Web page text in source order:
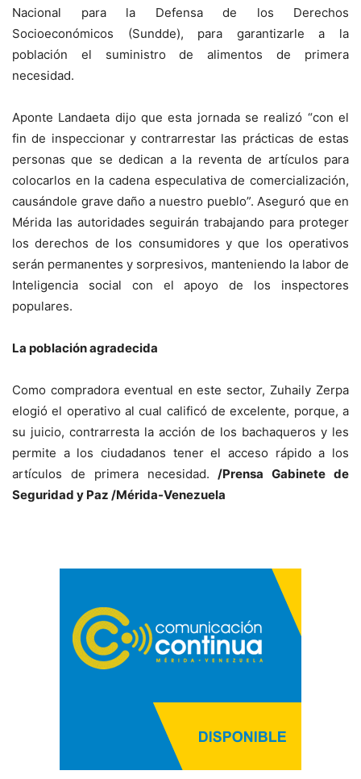
Nacional para la Defensa de los Derechos
Socioeconómicos (Sundde), para garantizarle a la
población el suministro de alimentos de primera
necesidad.
Aponte Landaeta dijo que esta jornada se realizó “con el
fin de inspeccionar y contrarrestar las prácticas de estas
personas que se dedican a la reventa de artículos para
colocarlos en la cadena especulativa de comercialización,
causándole grave daño a nuestro pueblo”. Aseguró que en
Mérida las autoridades seguirán trabajando para proteger
los derechos de los consumidores y que los operativos
serán permanentes y sorpresivos, manteniendo la labor de
Inteligencia social con el apoyo de los inspectores
populares.
La población agradecida
Como compradora eventual en este sector, Zuhaily Zerpa
elogió el operativo al cual calificó de excelente, porque, a
su juicio, contrarresta la acción de los bachaqueros y les
permite a los ciudadanos tener el acceso rápido a los
artículos de primera necesidad./Prensa Gabinete de
Seguridad y Paz /Mérida-Venezuela